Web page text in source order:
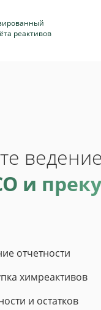
реактивов
и
отчетности
химреактивов
и остатков